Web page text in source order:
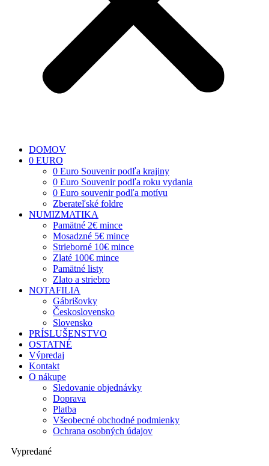
DOMOV
0 EURO
0 Euro Souvenir podľa krajiny
0 Euro Souvenir podľa roku vydania
0 Euro souvenir podľa motívu
Zberateľské foldre
NUMIZMATIKA
Pamätné 2€ mince
Mosadzné 5€ mince
Strieborné 10€ mince
Zlaté 100€ mince
Pamätné listy
Zlato a striebro
NOTAFILIA
Gábrišovky
Československo
Slovensko
PRÍSLUŠENSTVO
OSTATNÉ
Výpredaj
Kontakt
O nákupe
Sledovanie objednávky
Doprava
Platba
Všeobecné obchodné podmienky
Ochrana osobných údajov
Vypredané